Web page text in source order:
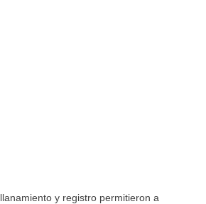
y registro permitieron a